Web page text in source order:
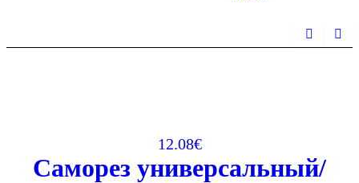
12.08€
Саморез универсальный/